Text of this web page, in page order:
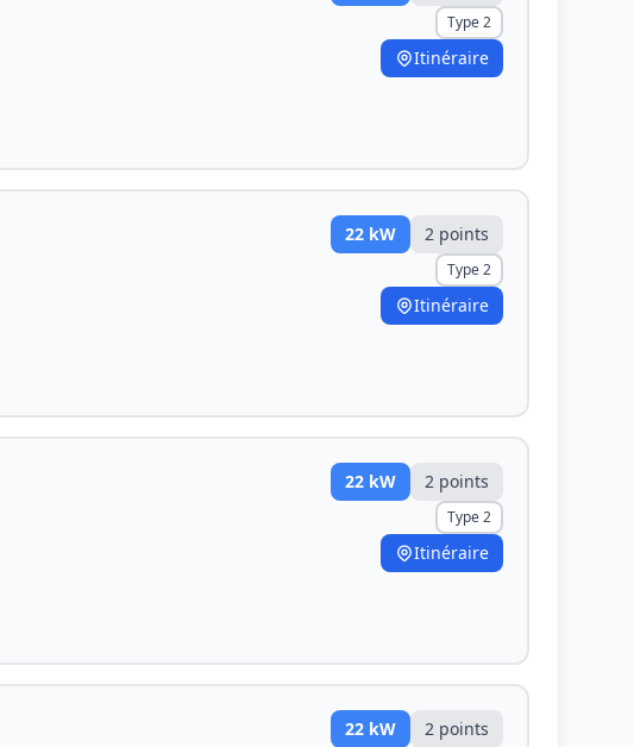
Type 2
Itinéraire
22 kW 2 points
Type 2
Itinéraire
22 kW 2 points
Type 2
Itinéraire
22 kW 2 points